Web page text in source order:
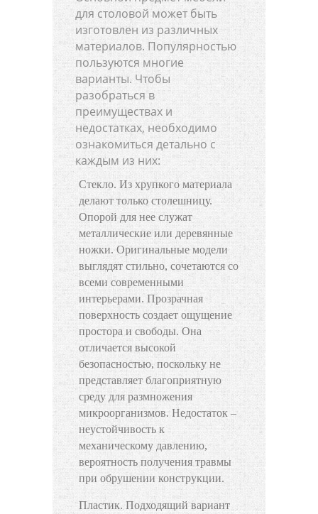
для столовой может быть
изготовлен из различных
материалов. Популярностью
пользуются многие
варианты. Чтобы
разобраться в
преимуществах и
недостатках, необходимо
ознакомиться детально с
каждым из них:
Стекло. Из хрупкого материала
делают только столешницу.
Опорой для нее служат
металлические или деревянные
ножки. Оригинальные модели
выглядят стильно, сочетаются со
всеми современными
интерьерами. Прозрачная
поверхность создает ощущение
простора и свободы. Она
отличается высокой
безопасностью, поскольку не
представляет благоприятную
среду для размножения
микроорганизмов. Недостаток –
неустойчивость к
механическому давлению,
вероятность получения травмы
при обрушении конструкции.
Пластик. Подходящий вариант